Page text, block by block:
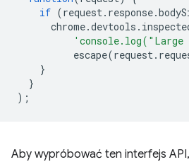
if (request. response.
chrome.devtools .
escape(request.
}
}
);
Aby wypróbować ten interfejs